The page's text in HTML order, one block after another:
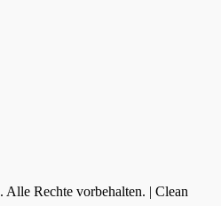
. Alle Rechte vorbehalten. | Clean